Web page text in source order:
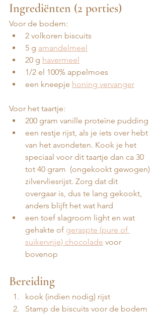
Ingrediënten (2 porties)
Voor de bodem:
2 volkoren biscuits
5 g amandelmeel
20 g havermeel
1/2 el 100% appelmoes
een kneepje honing vervanger
Voor het taartje:
200 gram vanille proteïne pudding
een restje rijst, als je iets over hebt
van het avondeten. Kook je het
speciaal voor dit taartje dan ca 30
tot 40 gram  (ongekookt gewogen)
zilvervliesrijst. Zorg dat dit
overgaar is, dus te lang gekookt,
anders blijft het wat hard
een toef slagroom light en wat
gehakte of geraspte (pure of
suikervrije) chocolade voor
bovenop
Bereiding
kook (indien nodig) rijst
Stamp de biscuits voor de bodem